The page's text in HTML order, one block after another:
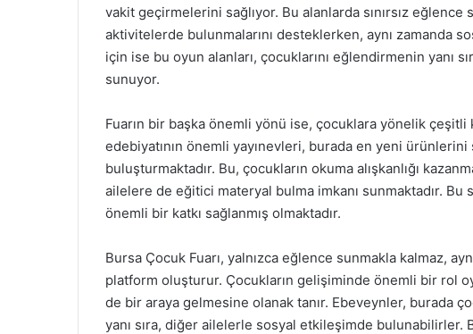
vakit geçirmelerini sağlıyor. Bu alanlarda sınırsız
aktivitelerde bulunmalarını desteklerken, aynı zamanda
için ise bu oyun alanları, çocuklarını eğlendirmenin yanı
sunuyor.
Fuarın bir başka önemli yönü ise, çocuklara yönelik çeşitli
edebiyatının önemli yayınevleri, burada en yeni
buluşturmaktadır. Bu, çocukların okuma alışkanlığı
ailelere de eğitici materyal bulma imkanı sunmaktadır.
önemli bir katkı sağlanmış olmaktadır.
Bursa Çocuk Fuarı, yalnızca eğlence sunmakla kalmaz,
platform oluşturur. Çocukların gelişiminde önemli bir rol
de bir araya gelmesine olanak tanır. Ebeveynler, burada
yanı sıra, diğer ailelerle sosyal etkileşimde bulunabilirler.